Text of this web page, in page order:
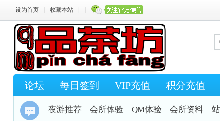
设为首页 收藏本站
论坛 每日签到 VIP充值 积分充值
夜游推荐 会所体验 QM体验 会所资料